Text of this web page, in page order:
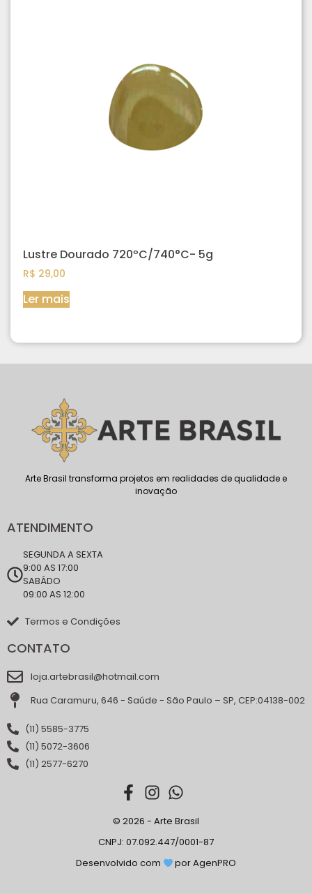
Lustre Dourado 720ºC/740°C- 5g
R$ 29,00
Ler mais
Arte Brasil transforma projetos em realidades de qualidade e
inovação
ATENDIMENTO
SEGUNDA A SEXTA
9:00 AS 17:00
SABÁDO
09:00 AS 12:00
Termos e Condições
CONTATO
loja.artebrasil@hotmail.com
Rua Caramuru, 646 - Saúde - São Paulo – SP, CEP:04138-002
(11) 5585-3775
(11) 5072-3606
(11) 2577-6270
© 2026 - Arte Brasil
CNPJ: 07.092.447/0001-87
Desenvolvido com
por AgenPRO